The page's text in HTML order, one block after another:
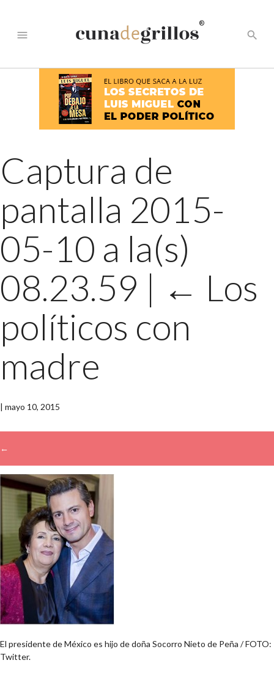
menu
®
search
Captura de
pantalla 2015-
05-10 a la(s)
08.23.59 | ← Los
políticos con
madre
| mayo 10, 2015
←
El presidente de México es hijo de doña Socorro Nieto de Peña / FOTO:
Twitter.